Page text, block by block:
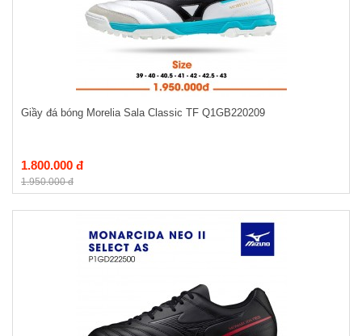
Giầy đá bóng Morelia Sala Classic TF Q1GB220209
1.800.000 đ
1.950.000 đ